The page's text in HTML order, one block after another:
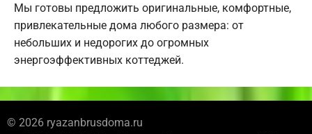
Мы готовы предложить оригинальные, комфортные,
привлекательные дома любого размера: от
небольших и недорогих до огромных
энергоэффективных коттеджей.
© 2026 ryazanbrusdoma.ru